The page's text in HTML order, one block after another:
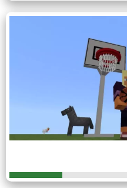
организации настоящих
Стоит отметить, что весь
получить, используя
соответствующее
Либо можно перейти в
при активации мода на
Инвентарь